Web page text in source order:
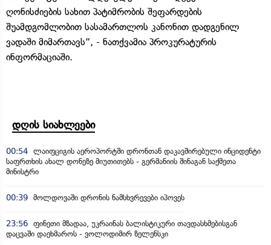
ღონისძიების სახით პატიმრობის შეფარდების
შუამდგომლობით სასამართლოს კანონით დადგენილ
ვადაში მიმართავს“, - ნათქვამია პროკურატურის
ინფორმაციაში.
დღის სიახლეები
00:54 ლაიფციგის აეროპორტში დრონთან დაკავშირებული ინციდენტი
საფრთხის ახალ დონეზე მიუთითებს - გერმანიის შინაგან საქმეთა
მინისტრი
00:39 მოლდოვაში დრონის ნამსხვრევები იპოვეს
23:56 ფინეთი მზადაა, უკრაინას ბალისტიკური თავდასხმებისგან
დაცვაში დაეხმაროს - ვოლოდიმირ ზელენსკი